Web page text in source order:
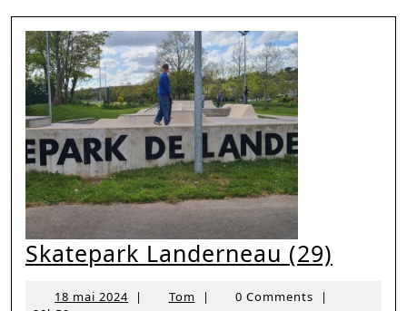
Skatepark Landerneau (29)
18 mai 202418| TomTom
| 0 Comments
|